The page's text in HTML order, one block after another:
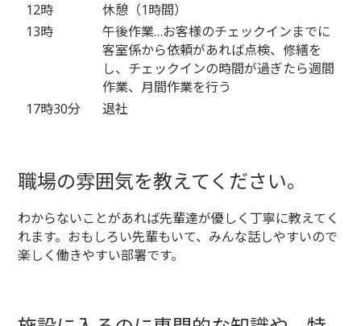
12時
休憩（1時間）
13時
午後作業…お客様のチェックインまでに
客室係から依頼があれば点検、修繕を
し、チェックインの時間が過ぎたら週間
作業、月間作業を行う
17時30分
退社
職場の雰囲気を教えてください。
わからないことがあれば先輩達が優しく丁寧に教えてく
れます。おもしろい先輩もいて、みんな話しやすいので
楽しく働きやすい部署です。